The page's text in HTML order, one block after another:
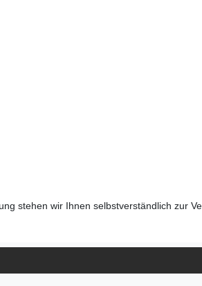
stehen wir Ihnen selbstverständlich zur